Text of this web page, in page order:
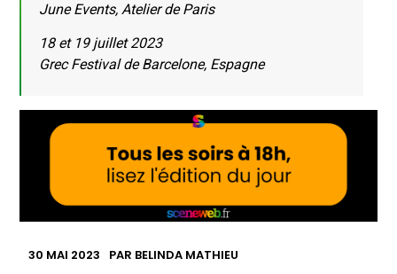
June Events, Atelier de Paris
18 et 19 juillet 2023
Grec Festival de Barcelone, Espagne
30 MAI 2023 PAR BELINDA MATHIEU